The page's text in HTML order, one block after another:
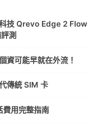
技 Qrevo Edge 2 Flow
測
資可能早就在外流！
傳統 SIM 卡
用完整指南